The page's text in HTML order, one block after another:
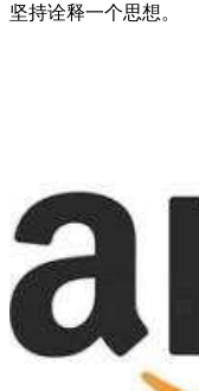
坚持诠释一个思想。